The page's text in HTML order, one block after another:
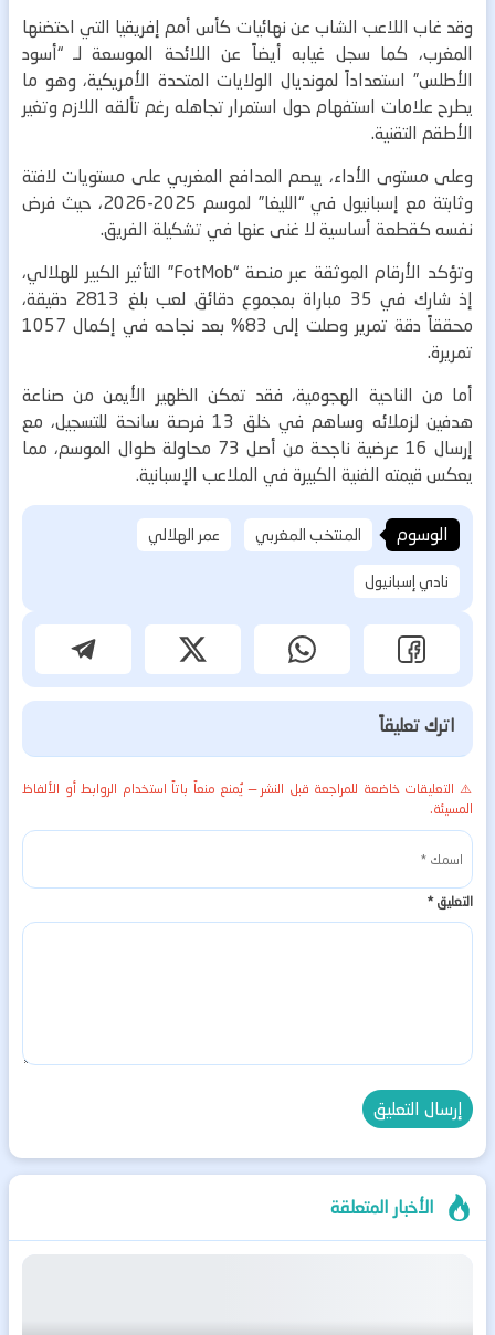
وقد غاب اللاعب الشاب عن نهائيات كأس أمم إفريقيا التي احتضنها
المغرب، كما سجل غيابه أيضاً عن اللائحة الموسعة لـ “أسود
الأطلس” استعداداً لمونديال الولايات المتحدة الأمريكية، وهو ما
يطرح علامات استفهام حول استمرار تجاهله رغم تألقه اللازم وتغير
الأطقم التقنية.
وعلى مستوى الأداء، يبصم المدافع المغربي على مستويات لافتة
وثابتة مع إسبانيول في “الليغا” لموسم 2025-2026، حيث فرض
نفسه كقطعة أساسية لا غنى عنها في تشكيلة الفريق.
وتؤكد الأرقام الموثقة عبر منصة “FotMob” التأثير الكبير للهلالي،
إذ شارك في 35 مباراة بمجموع دقائق لعب بلغ 2813 دقيقة،
محققاً دقة تمرير وصلت إلى 83% بعد نجاحه في إكمال 1057
تمريرة.
أما من الناحية الهجومية، فقد تمكن الظهير الأيمن من صناعة
هدفين لزملائه وساهم في خلق 13 فرصة سانحة للتسجيل، مع
إرسال 16 عرضية ناجحة من أصل 73 محاولة طوال الموسم، مما
يعكس قيمته الفنية الكبيرة في الملاعب الإسبانية.
الوسوم المنتخب المغربي
عمر الهلالي
نادي إسبانيول
اترك تعليقاً
⚠️ التعليقات خاضعة للمراجعة قبل النشر — يُمنع منعاً باتاً استخدام الروابط أو الألفاظ
المسيئة.
التعليق*
الأخبار المتعلقة